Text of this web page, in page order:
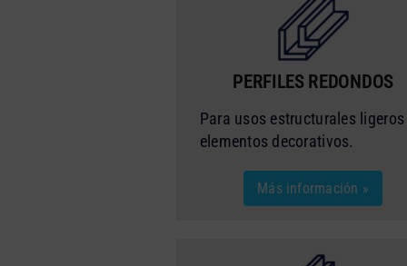
PERFILES REDONDOS
Para usos estructurales
elementos decorativos.
Más información »